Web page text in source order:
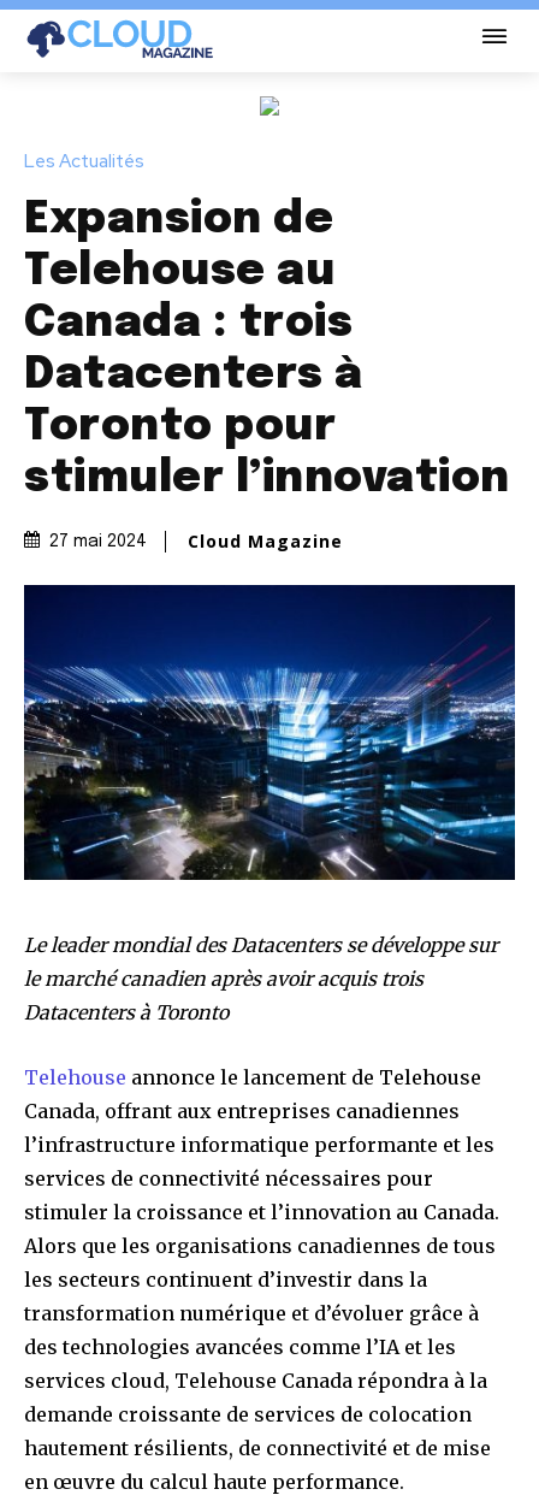
Les Actualités
Expansion de
Telehouse au
Canada : trois
Datacenters à
Toronto pour
stimuler l’innovation
27 mai 2024 Cloud Magazine
Le leader mondial des Datacenters se développe sur
le marché canadien après avoir acquis trois
Datacenters à Toronto
Telehouse annonce le lancement de Telehouse
Canada, offrant aux entreprises canadiennes
l’infrastructure informatique performante et les
services de connectivité nécessaires pour
stimuler la croissance et l’innovation au Canada.
Alors que les organisations canadiennes de tous
les secteurs continuent d’investir dans la
transformation numérique et d’évoluer grâce à
des technologies avancées comme l’IA et les
services cloud, Telehouse Canada répondra à la
demande croissante de services de colocation
hautement résilients, de connectivité et de mise
en œuvre du calcul haute performance.